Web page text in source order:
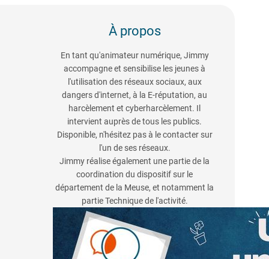
À propos
En tant qu'animateur numérique, Jimmy
accompagne et sensibilise les jeunes à
l'utilisation des réseaux sociaux, aux
dangers d'internet, à la E-réputation, au
harcèlement et cyberharcèlement. Il
intervient auprès de tous les publics.
Disponible, n'hésitez pas à le contacter sur
l'un de ses réseaux.
Jimmy réalise également une partie de la
coordination du dispositif sur le
département de la Meuse, et notamment la
partie Technique de l'activité.